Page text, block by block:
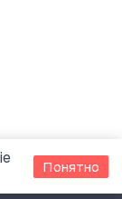
Понятно